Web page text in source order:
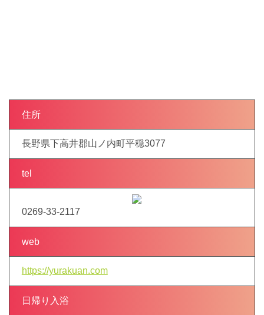
住所
長野県下高井郡山ノ内町平穏3077
tel
0269-33-2117
web
https://yurakuan.com
日帰り入浴